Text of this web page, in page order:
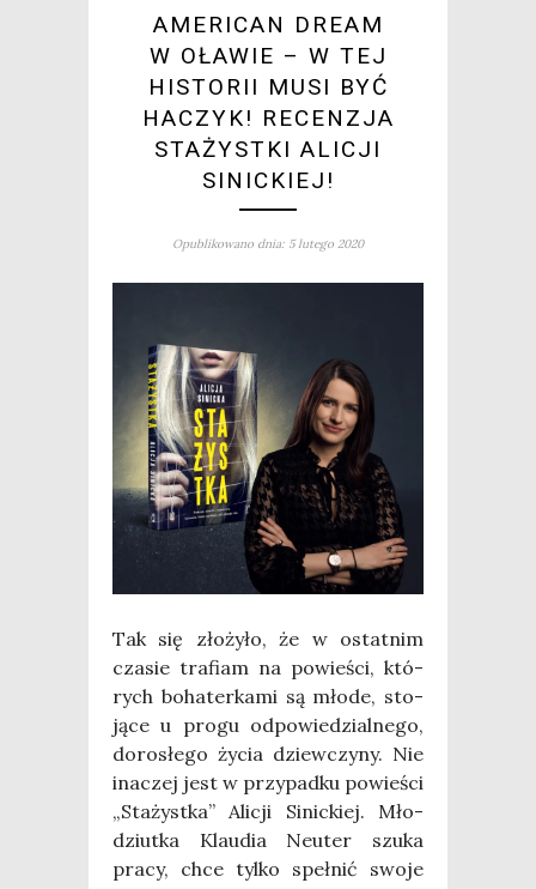
AMERICAN DREAM
W OŁAWIE – W TEJ
HISTORII MUSI BYĆ
HACZYK! RECENZJA
STAŻYSTKI ALICJI
SINICKIEJ!
Opublikowano dnia: 5 lutego 2020
Tak się zło­ży­ło, że w ostat­nim
cza­sie tra­fiam na powie­ści, któ­
rych boha­ter­ka­mi są mło­de, sto­
ją­ce u pro­gu odpo­wie­dzial­ne­go,
doro­słe­go życia dziew­czy­ny. Nie
ina­czej jest w przy­pad­ku powie­ści
„Sta­żyst­ka” Ali­cji Sinic­kiej. Mło­
dziut­ka Klau­dia Neu­ter szu­ka
pra­cy, chce tyl­ko speł­nić swo­je